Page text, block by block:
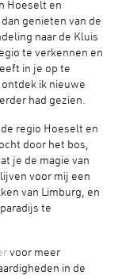
Hoeselt en
genieten van de
naar de Kluis
te verkennen en
in je op te
ik nieuwe
had gezien.
regio Hoeselt en
door het bos,
je de magie van
voor mij een
van Limburg, en
te
voor meer
in de